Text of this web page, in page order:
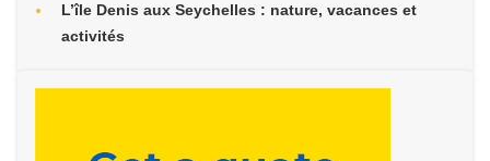
L’île Denis aux Seychelles : nature, vacances et
activités